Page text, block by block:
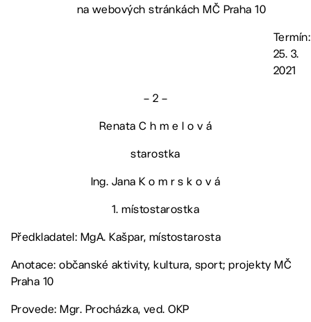
na webových stránkách MČ Praha 10
Termín:
25. 3.
2021
– 2 –
Renata C h m e l o v á
starostka
Ing. Jana K o m r s k o v á
1. místostarostka
Předkladatel: MgA. Kašpar, místostarosta
Anotace: občanské aktivity, kultura, sport; projekty MČ
Praha 10
Provede: Mgr. Procházka, ved. OKP